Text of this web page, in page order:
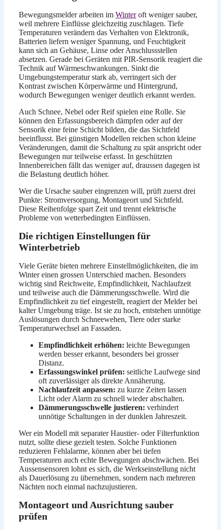
Bewegungsmelder arbeiten im Winteroft weniger sauber,
weil mehrere Einflüsse gleichzeitig zuschlagen. Tiefe
Temperaturen verändern das Verhalten von Elektronik,
Batterien liefern weniger Spannung, und Feuchtigkeit
kann sich an Gehäuse, Linse oder Anschlussstellen
absetzen. Gerade bei Geräten mit PIR-Sensorik reagiert die
Technik auf Wärmeschwankungen. Sinkt die
Umgebungstemperatur stark ab, verringert sich der
Kontrast zwischen Körperwärme und Hintergrund,
wodurch Bewegungen weniger deutlich erkannt werden.
Auch Schnee, Nebel oder Reif spielen eine Rolle. Sie
können den Erfassungsbereich dämpfen oder auf der
Sensorik eine feine Schicht bilden, die das Sichtfeld
beeinflusst. Bei günstigen Modellen reichen schon kleine
Veränderungen, damit die Schaltung zu spät anspricht oder
Bewegungen nur teilweise erfasst. In geschützten
Innenbereichen fällt das weniger auf, draussen dagegen ist
die Belastung deutlich höher.
Wer die Ursache sauber eingrenzen will, prüft zuerst drei
Punkte: Stromversorgung, Montageort und Sichtfeld.
Diese Reihenfolge spart Zeit und trennt elektrische
Probleme von wetterbedingten Einflüssen.
Die richtigen Einstellungen für
Winterbetrieb
Viele Geräte bieten mehrere Einstellmöglichkeiten, die im
Winter einen grossen Unterschied machen. Besonders
wichtig sind Reichweite, Empfindlichkeit, Nachlaufzeit
und teilweise auch die Dämmerungsschwelle. Wird die
Empfindlichkeit zu tief eingestellt, reagiert der Melder bei
kalter Umgebung träge. Ist sie zu hoch, entstehen unnötige
Auslösungen durch Schneewehen, Tiere oder starke
Temperaturwechsel an Fassaden.
Empfindlichkeit erhöhen: leichte Bewegungen
werden besser erkannt, besonders bei grosser
Distanz.
Erfassungswinkel prüfen: seitliche Laufwege sind
oft zuverlässiger als direkte Annäherung.
Nachlaufzeit anpassen: zu kurze Zeiten lassen
Licht oder Alarm zu schnell wieder abschalten.
Dämmerungsschwelle justieren: verhindert
unnötige Schaltungen in der dunklen Jahreszeit.
Wer ein Modell mit separater Haustier- oder Filterfunktion
nutzt, sollte diese gezielt testen. Solche Funktionen
reduzieren Fehlalarme, können aber bei tiefen
Temperaturen auch echte Bewegungen abschwächen. Bei
Aussensensoren lohnt es sich, die Werkseinstellung nicht
als Dauerlösung zu übernehmen, sondern nach mehreren
Nächten noch einmal nachzujustieren.
Montageort und Ausrichtung sauber
prüfen